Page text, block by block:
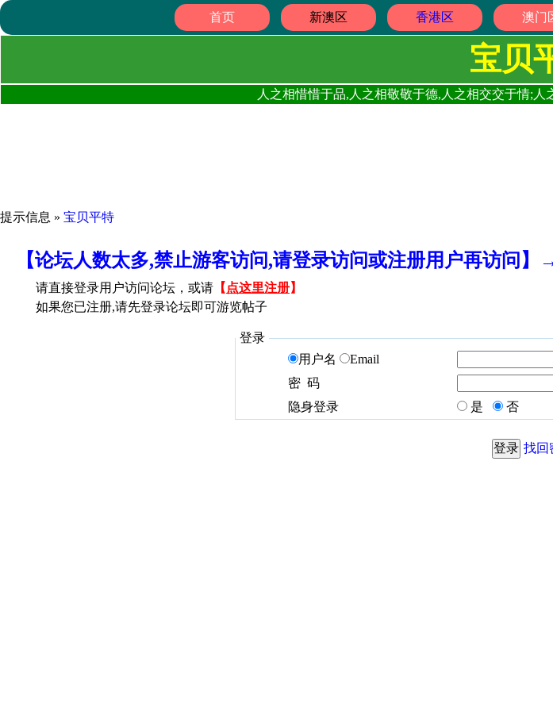
首页 新澳区 香港区 澳门
宝贝
人之相惜惜于品,人之相敬敬于德,人之相交交于情;
提示信息 » 宝贝平特
【论坛人数太多,禁止游客访问,请登录访问或注册用户再访问】
请直接登录用户访问论坛，或请 【 点这里注册】
如果您已注册,请先登录论坛即可游览帖子
登录
用户名
Email
密 码
隐身登录
是 否
找回